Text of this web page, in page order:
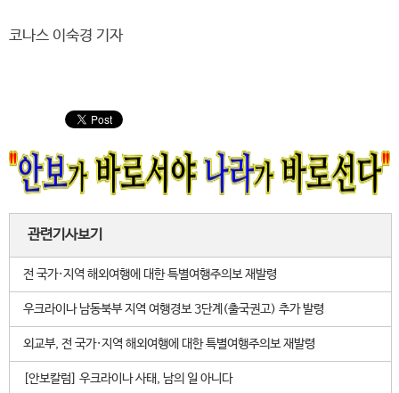
코나스 이숙경 기자
관련기사보기
전 국가·지역 해외여행에 대한 특별여행주의보 재발령
우크라이나 남동북부 지역 여행경보 3단계(출국권고) 추가 발령
외교부, 전 국가·지역 해외여행에 대한 특별여행주의보 재발령
[안보칼럼] 우크라이나 사태, 남의 일 아니다